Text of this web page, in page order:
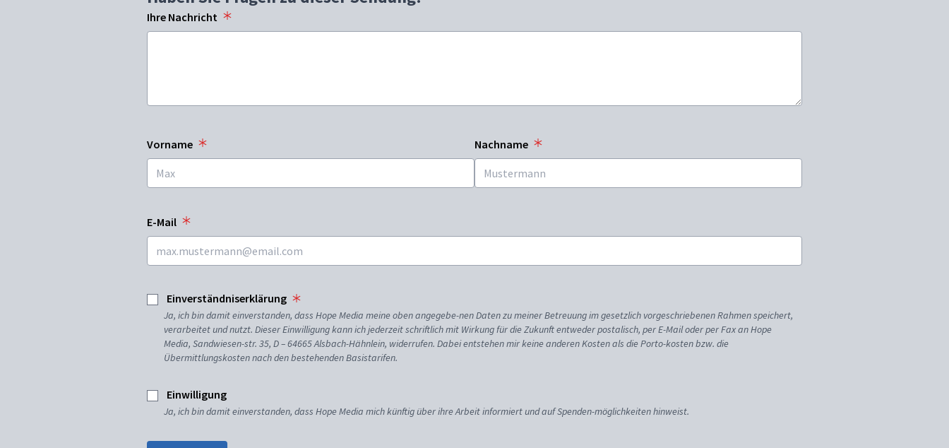
Ihre Nachricht
Vorname Nachname
E-Mail
Einverständniserklärung
Ja, ich bin damit einverstanden, dass Hope Media meine oben angegebe-nen Daten zu meiner Betreuung im gesetzlich vorgeschriebenen Rahmen speichert,
verarbeitet und nutzt. Dieser Einwilligung kann ich jederzeit schriftlich mit Wirkung für die Zukunft entweder postalisch, per E-Mail oder per Fax an Hope
Media, Sandwiesen-str. 35, D – 64665 Alsbach-Hähnlein, widerrufen. Dabei entstehen mir keine anderen Kosten als die Porto-kosten bzw. die
Übermittlungskosten nach den bestehenden Basistarifen.
Einwilligung
Ja, ich bin damit einverstanden, dass Hope Media mich künftig über ihre Arbeit informiert und auf Spenden-möglichkeiten hinweist.